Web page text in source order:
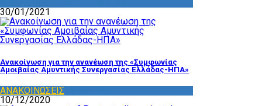
30/01/2021
Ανακοίνωση για την ανανέωση της «Συμφωνίας
Αμοιβαίας Αμυντικής Συνεργασίας Ελλάδας-ΗΠΑ»
ΑΝΑΚΟΙΝΩΣΕΙΣ
10/12/2020